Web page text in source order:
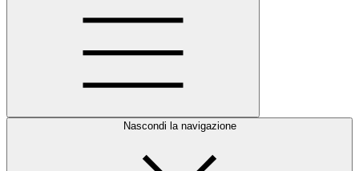
Nascondi la navigazione